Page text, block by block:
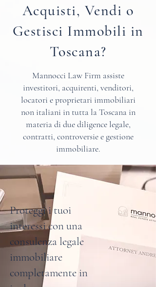
Acquisti, Vendi o
Gestisci Immobili in
Toscana?
Mannocci Law Firm assiste
investitori, acquirenti, venditori,
locatori e proprietari immobiliari
non italiani in tutta la Toscana in
materia di due diligence legale,
contratti, controversie e gestione
immobiliare.
Proteggi i tuoi
interessi con una
consulenza legale
immobiliare
completamente in